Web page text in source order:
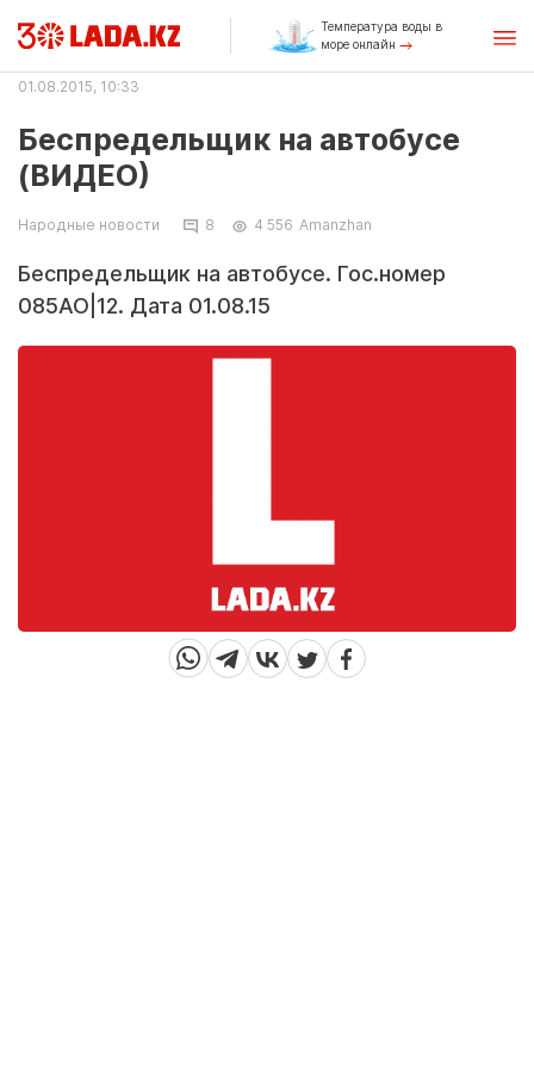
Температура воды в
море онлайн
01.08.2015, 10:33
Беспредельщик на автобусе
(ВИДЕО)
Народные новости 8 4 556 Amanzhan
Беспредельщик на автобусе. Гос.номер
085AO|12. Дата 01.08.15